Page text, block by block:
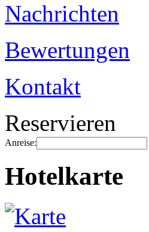
Nachrichten
Bewertungen
Kontakt
Reservieren
Anreise:
Hotelkarte